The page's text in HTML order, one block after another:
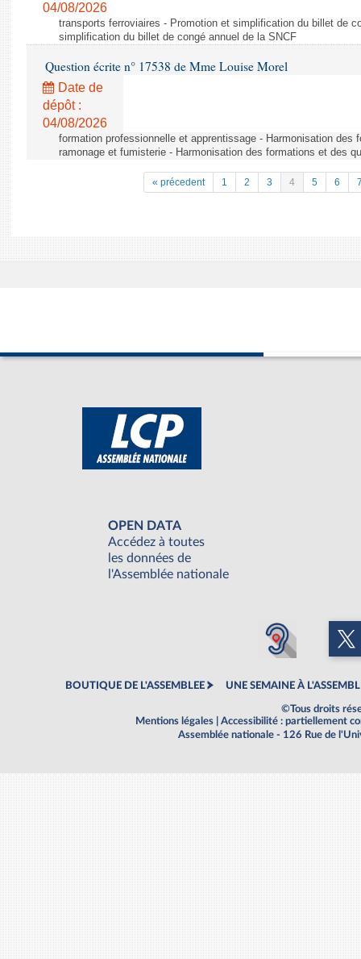
04/08/2026
transports ferroviaires - Promotion et simplification du billet de
simplification du billet de congé annuel de la SNCF
Question écrite n° 17538 de Mme Louise Morel
Date de
dépôt :
04/08/2026
formation professionnelle et apprentissage - Harmonisation des
ramonage et fumisterie - Harmonisation des formations et des
« précedent 1 2 3 4 5 6
OPEN DATA
Accédez à toutes
les données de
l'Assemblée nationale
BOUTIQUE DE L'ASSEMBLEE UNE SEMAINE À
©Tous droits
Mentions légales
Accessibilité : partiellement
Assemblée nationale - 126 Rue de